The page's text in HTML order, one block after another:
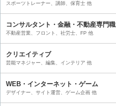
スポーツトレーナー、講師、保育士 他
コンサルタント・金融・不動産専門職
不動産営業、フロント、社労士、FP 他
クリエイティブ
芸能マネジャー、編集、インテリア 他
WEB・インターネット・ゲーム
デザイナー、サイト運営、ゲーム企画 他